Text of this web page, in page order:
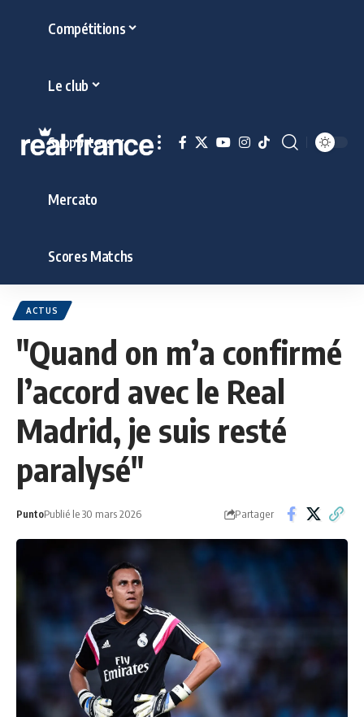
Compétitions
Le club
Supporters
Mercato
Scores Matchs
ACTUS
"Quand on m’a confirmé
l’accord avec le Real
Madrid, je suis resté
paralysé"
PuntoPublié le 30 mars 2026 Partager